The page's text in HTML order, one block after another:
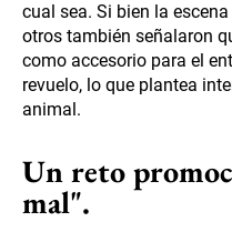
cual sea. Si bien la
otros también señalaron
como accesorio para el
revuelo, lo que plantea
animal.
Un reto
mal".